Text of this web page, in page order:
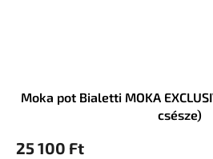
Moka pot Bialetti MOKA
csésze)
25 100 Ft